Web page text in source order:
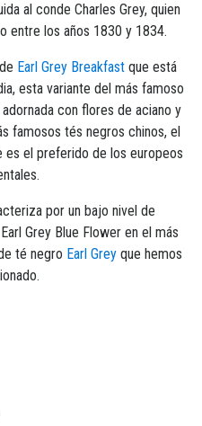
al conde Charles Grey, quien
entre los años 1830 y 1834.
Earl Grey Breakfast que está
esta variante del más famoso
con flores de aciano y
famosos tés negros chinos, el
es el preferido de los europeos
por un bajo nivel de
Grey Blue Flower en el más
té negro Earl Greyque hemos